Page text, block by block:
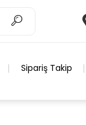
Sipariş Takip